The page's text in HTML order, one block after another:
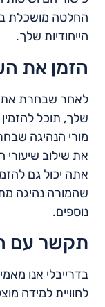
החלטה מושכלת
הייחודיות שלך.
הזמן את
לאחר שבחרת את
שלך, תוכל
מורי הנהיגה
את שילוב שיעורי
אתה יכול גם
שהמורה נהיגה
נוספים.
תקשר עם
בדרייבלי אנו
לחוויית למידה